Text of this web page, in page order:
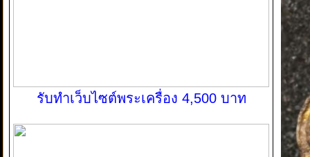
รับทำเว็บไซต์พระเครื่อง 4,500 บาท